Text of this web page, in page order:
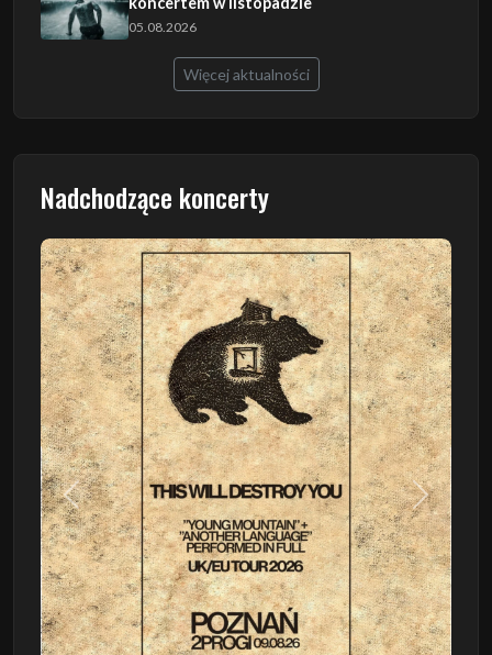
05.08.2026
Więcej aktualności
Nadchodzące koncerty
Poprzedni Następny